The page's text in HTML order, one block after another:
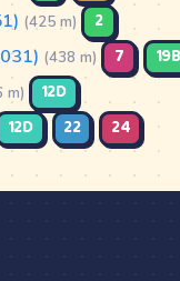
(425 m) 2
(438 m) 7 19B
m) 12D
12D 22 24